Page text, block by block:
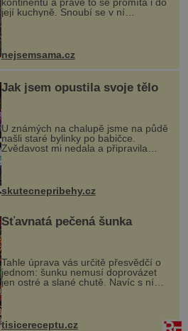
kontinentů a právě to se promítá i do
její kuchyně. Snoubí se v ní
evropské a asijské chutě a díky tomu
vznikají rozmanité a chuťově bohaté
pokrmy, které rozhodně st...
nejsemsama.cz
Jak jsem opustila svoje tělo
U známých na chalupě jsme na půdě
našli staré bylinky po babičce.
Zvědavost mi nedala a připravila
jsem si z nich lektvar… Zimní pobyt
na chalupě se pro mě vlastní vinou
změnil v děsivý zážitek, na kt...
skutecnepribehy.cz
Šťavnatá pečená šunka
Tahle úprava vás určitě přesvědčí o
jednom: šunku nemusí doprovázet
jen ostré a slané chutě. Navíc s ní
nakrmíte poměrně hodně hladových
krků. Ingredience sádlo 3 kg šunky
vcelku 3 stroužky česneku hl...
tisicereceptu.cz